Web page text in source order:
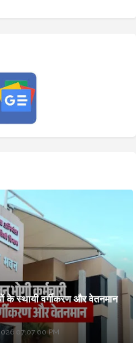
के स्थायी वर्गीकरण और वेतनमान
07:07:00 PM